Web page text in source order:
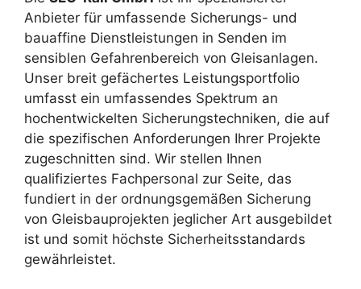
Anbieter für umfassende Sicherungs- und
bauaffine Dienstleistungen in Senden im
sensiblen Gefahrenbereich von Gleisanlagen.
Unser breit gefächertes Leistungsportfolio
umfasst ein umfassendes Spektrum an
hochentwickelten Sicherungstechniken, die auf
die spezifischen Anforderungen Ihrer Projekte
zugeschnitten sind. Wir stellen Ihnen
qualifiziertes Fachpersonal zur Seite, das
fundiert in der ordnungsgemäßen Sicherung
von Gleisbauprojekten jeglicher Art ausgebildet
ist und somit höchste Sicherheitsstandards
gewährleistet.